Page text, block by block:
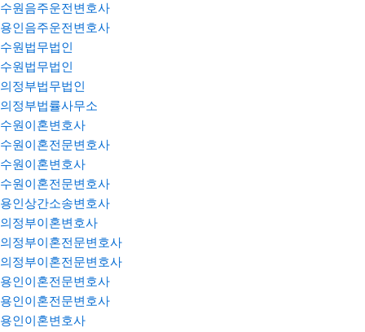
수원음주운전변호사
용인음주운전변호사
수원법무법인
수원법무법인
의정부법무법인
의정부법률사무소
수원이혼변호사
수원이혼전문변호사
수원이혼변호사
수원이혼전문변호사
용인상간소송변호사
의정부이혼변호사
의정부이혼전문변호사
의정부이혼전문변호사
용인이혼전문변호사
용인이혼전문변호사
용인이혼변호사